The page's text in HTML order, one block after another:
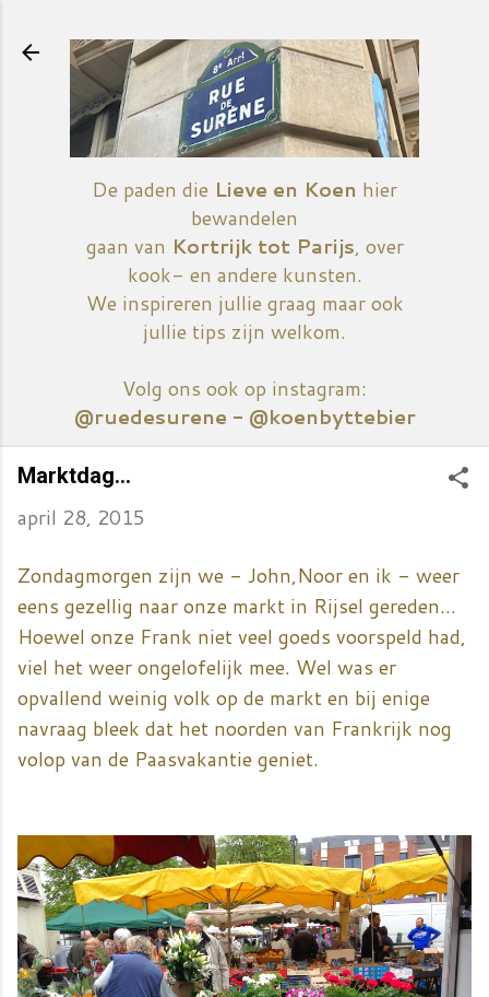
De paden die Lieve en Koen hier
bewandelen
gaan van Kortrijk tot Parijs, over
kook- en andere kunsten.
We inspireren jullie graag maar ook
jullie tips zijn welkom.
Volg ons ook op instagram:
@ruedesurene - @koenbyttebier
Marktdag...
april 28, 2015
Zondagmorgen zijn we - John,Noor en ik - weer
eens gezellig naar onze markt in Rijsel gereden...
Hoewel onze Frank niet veel goeds voorspeld had,
viel het weer ongelofelijk mee. Wel was er
opvallend weinig volk op de markt en bij enige
navraag bleek dat het noorden van Frankrijk nog
volop van de Paasvakantie geniet.